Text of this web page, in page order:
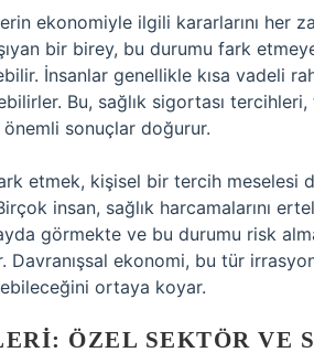
ekonomiyle ilgili kararlarını her
bir birey, bu durumu fark
İnsanlar genellikle kısa vadeli
Bu, sağlık sigortası
sonuçlar doğurur.
etmek, kişisel bir tercih meselesi
insan, sağlık harcamalarını
görmekte ve bu durumu risk
Davranışsal ekonomi, bu tür
ortaya koyar.
ÖZEL SEKTÖR VE